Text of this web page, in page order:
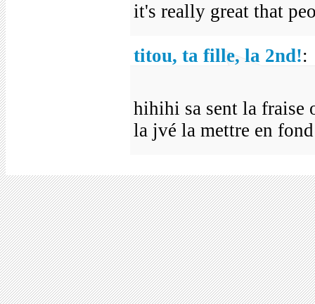
it's really great that
titou, ta fille, la 2nd!:
hihihi sa sent la
la jvé la mettre en